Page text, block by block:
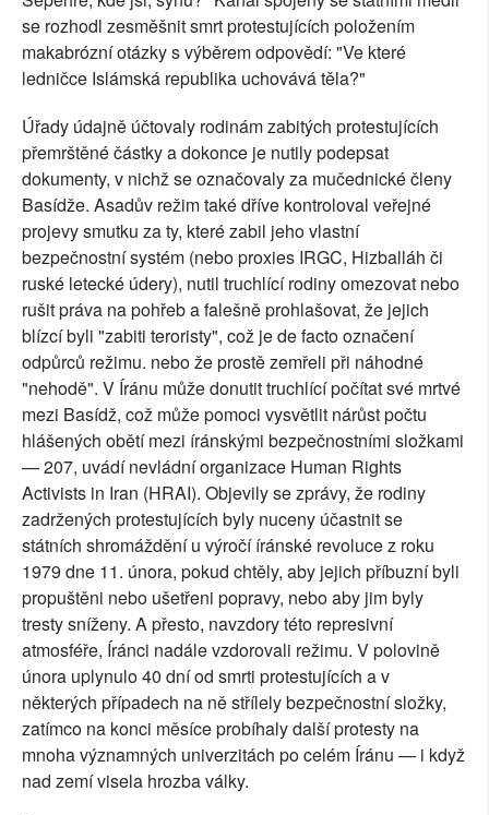
se rozhodl zesměšnit smrt protestujících položením
makabrózní otázky s výběrem odpovědí: "Ve které
ledničce Islámská republika uchovává těla?"
Úřady údajně účtovaly rodinám zabitých protestujících
přemrštěné částky a dokonce je nutily podepsat
dokumenty, v nichž se označovaly za mučednické členy
Basídže. Asadův režim také dříve kontroloval veřejné
projevy smutku za ty, které zabil jeho vlastní
bezpečnostní systém (nebo proxies IRGC, Hizballáh či
ruské letecké údery), nutil truchlící rodiny omezovat nebo
rušit práva na pohřeb a falešně prohlašovat, že jejich
blízcí byli "zabiti teroristy", což je de facto označení
odpůrců režimu. nebo že prostě zemřeli při náhodné
"nehodě". V Íránu může donutit truchlící počítat své mrtvé
mezi Basídž, což může pomoci vysvětlit nárůst počtu
hlášených obětí mezi íránskými bezpečnostními složkami
— 207, uvádí nevládní organizace Human Rights
Activists in Iran (HRAI). Objevily se zprávy, že rodiny
zadržených protestujících byly nuceny účastnit se
státních shromáždění u výročí íránské revoluce z roku
1979 dne 11. února, pokud chtěly, aby jejich příbuzní byli
propuštěni nebo ušetřeni popravy, nebo aby jim byly
tresty sníženy. A přesto, navzdory této represivní
atmosféře, Íránci nadále vzdorovali režimu. V polovině
února uplynulo 40 dní od smrti protestujících a v
některých případech na ně střílely bezpečnostní složky,
zatímco na konci měsíce probíhaly další protesty na
mnoha významných univerzitách po celém Íránu — i když
nad zemí visela hrozba války.